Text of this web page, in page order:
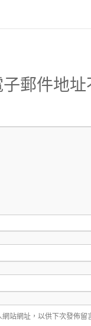
郵件地
站網址，以供下次發佈留